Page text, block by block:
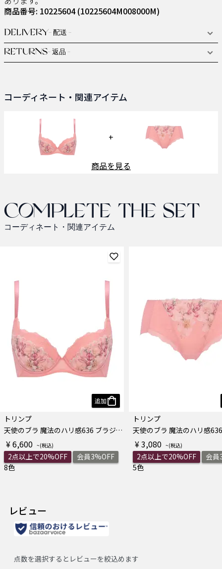
商品番号: 10225604(10225604M008000M)
DELIVERY- 配送 -
RETURNS- 返品 -
コーディネート・関連アイテム
+
商品を見る
Complete the set
コーディネート・関連アイテム
追加
トリンプ
天使のブラ 魔法のハリ感636 ブラジャー
¥ 6,600
2点以上で20%OFF
会員3%OFF
8色
トリンプ
¥ 3,080
2点以上で20%OFF
会員
5色